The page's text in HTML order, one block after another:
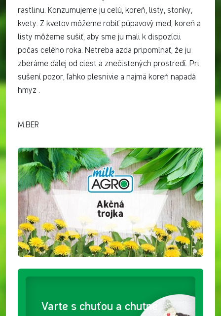
rastlinu. Konzumujeme ju celú, koreň, listy, stonky,
kvety. Z kvetov môžeme robiť púpavový med, koreň a
listy môžeme sušiť, aby sme ju mali k dispozícii
počas celého roka. Netreba azda pripomínať, že ju
zberáme ďalej od ciest a znečistených prostredí. Pri
sušení pozor, ľahko plesnivie a najmä koreň napadá
hmyz .
M.BER
Varte s chuťou a chutne